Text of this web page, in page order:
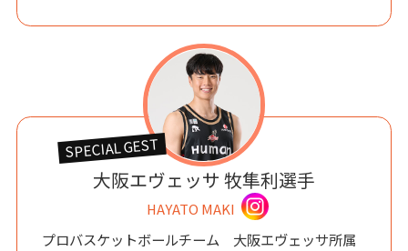
SPECIAL GEST
大阪エヴェッサ 牧隼利選手
HAYATO MAKI
プロバスケットボールチーム 大阪エヴェッサ所属